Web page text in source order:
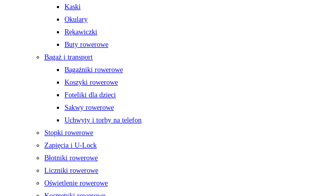
Kaski
Okulary
Rękawiczki
Buty rowerowe
Bagaż i transport
Bagażniki rowerowe
Koszyki rowerowe
Foteliki dla dzieci
Sakwy rowerowe
Uchwyty i torby na telefon
Stopki rowerowe
Zapięcia i U-Lock
Błotniki rowerowe
Liczniki rowerowe
Oświetlenie rowerowe